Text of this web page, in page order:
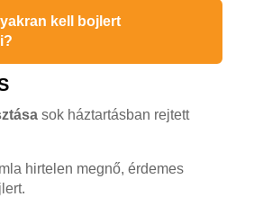
kell bojlert
sok háztartásban rejtett
hirtelen megnő, érdemes